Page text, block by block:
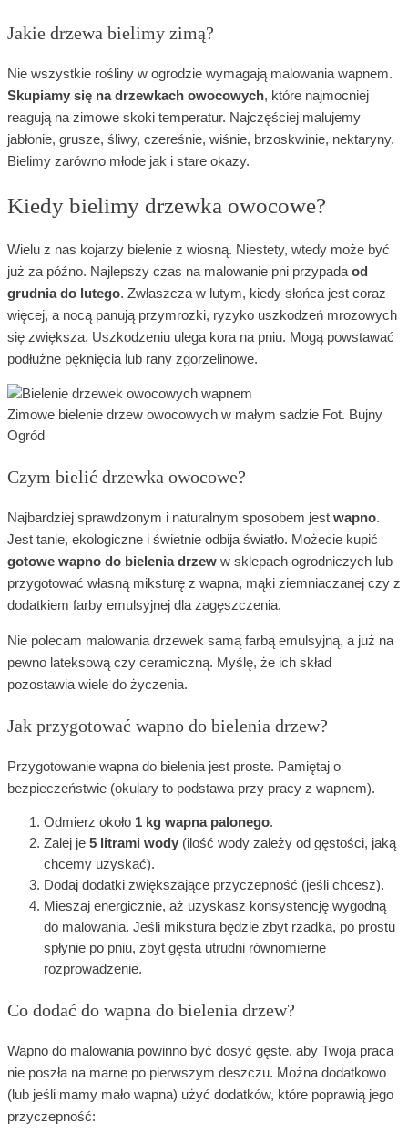
Jakie drzewa bielimy zimą?
Nie wszystkie rośliny w ogrodzie wymagają malowania wapnem.
Skupiamy się na drzewkach owocowych, które najmocniej
reagują na zimowe skoki temperatur. Najczęściej malujemy
jabłonie, grusze, śliwy, czereśnie, wiśnie, brzoskwinie, nektaryny.
Bielimy zarówno młode jak i stare okazy.
Kiedy bielimy drzewka owocowe?
Wielu z nas kojarzy bielenie z wiosną. Niestety, wtedy może być
już za późno. Najlepszy czas na malowanie pni przypadaod
grudnia do lutego. Zwłaszcza w lutym, kiedy słońca jest coraz
więcej, a nocą panują przymrozki, ryzyko uszkodzeń mrozowych
się zwiększa. Uszkodzeniu ulega kora na pniu. Mogą powstawać
podłużne pęknięcia lub rany zgorzelinowe.
Zimowe bielenie drzew owocowych w małym sadzie Fot. Bujny
Ogród
Czym bielić drzewka owocowe?
Najbardziej sprawdzonym i naturalnym sposobem jest wapno.
Jest tanie, ekologiczne i świetnie odbija światło. Możecie kupić
gotowe wapno do bielenia drzew w sklepach ogrodniczych lub
przygotować własną miksturę z wapna, mąki ziemniaczanej czy z
dodatkiem farby emulsyjnej dla zagęszczenia.
Nie polecam malowania drzewek samą farbą emulsyjną, a już na
pewno lateksową czy ceramiczną. Myślę, że ich skład
pozostawia wiele do życzenia.
Jak przygotować wapno do bielenia drzew?
Przygotowanie wapna do bielenia jest proste. Pamiętaj o
bezpieczeństwie (okulary to podstawa przy pracy z wapnem).
Odmierz około 1 kg wapna palonego.
Zalej je 5 litrami wody (ilość wody zależy od gęstości, jaką
chcemy uzyskać).
Dodaj dodatki zwiększające przyczepność (jeśli chcesz).
Mieszaj energicznie, aż uzyskasz konsystencję wygodną
do malowania. Jeśli mikstura będzie zbyt rzadka, po prostu
spłynie po pniu, zbyt gęsta utrudni równomierne
rozprowadzenie.
Co dodać do wapna do bielenia drzew?
Wapno do malowania powinno być dosyć gęste, aby Twoja praca
nie poszła na marne po pierwszym deszczu. Można dodatkowo
(lub jeśli mamy mało wapna) użyć dodatków, które poprawią jego
przyczepność: